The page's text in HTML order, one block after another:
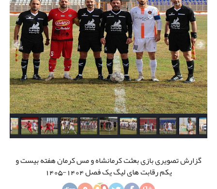
گزارش تصویری بازی بعثت کرمانشاه و مس کرمان هفته بیست و
یکم رقابت های لیگ یک فصل 1404-1405